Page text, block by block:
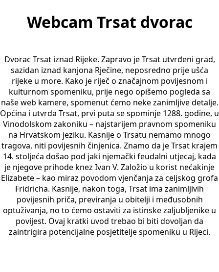
Webcam Trsat dvorac
Dvorac Trsat iznad Rijeke. Zapravo je Trsat utvrđeni grad,
sazidan iznad kanjona Rječine, neposredno prije ušća
rijeke u more. Kako je riječ o značajnom povijesnom i
kulturnom spomeniku, prije nego opišemo pogleda sa
naše web kamere, spomenut ćemo neke zanimljive detalje.
Općina i utvrda Trsat, prvi puta se spominje 1288. godine, u
Vinodolskom zakoniku – najstarijem pravnom spomeniku
na Hrvatskom jeziku. Kasnije o Trsatu nemamo mnogo
tragova, niti povijesnih činjenica. Znamo da je Trsat krajem
14. stoljeća došao pod jaki njemački feudalni utjecaj, kada
je njegove prihode knez Ivan V. Založio u korist nećakinje
Elizabete – kao miraz povodom vjenčanja za celjskog grofa
Fridricha. Kasnije, nakon toga, Trsat ima zanimljivih
povijesnih priča, previranja u obitelji i međusobnih
optuživanja, no to ćemo ostaviti za istinske zaljubljenike u
povijest. Ovaj kratki uvod trebao bi biti dovoljan da
zaintrigira potencijalne posjetitelje spomeniku u Rijeci.